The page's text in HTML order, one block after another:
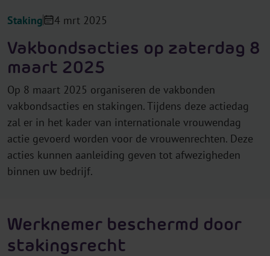
Staking 4 mrt 2025
Vakbondsacties op zaterdag 8
maart 2025
Op 8 maart 2025 organiseren de vakbonden
vakbondsacties en stakingen. Tijdens deze actiedag
zal er in het kader van internationale vrouwendag
actie gevoerd worden voor de vrouwenrechten. Deze
acties kunnen aanleiding geven tot afwezigheden
binnen uw bedrijf.
Werknemer beschermd door
stakingsrecht